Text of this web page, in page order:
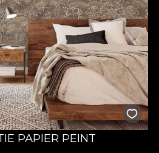
PAPIER PEINT